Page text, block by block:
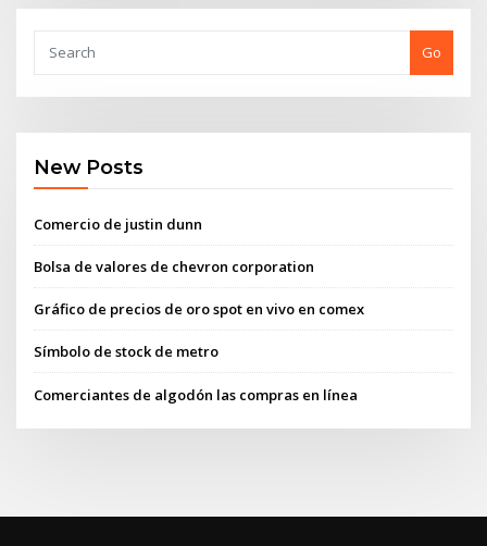
Go
New Posts
Comercio de justin dunn
Bolsa de valores de chevron corporation
Gráfico de precios de oro spot en vivo en comex
Símbolo de stock de metro
Comerciantes de algodón las compras en línea